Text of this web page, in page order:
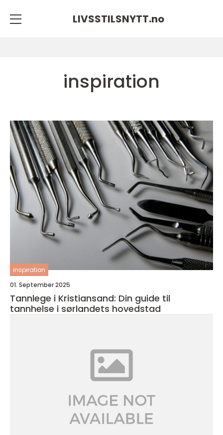
LIVSSTILSNYTT.no
inspiration
inspiration
01. September 2025
Tannlege i Kristiansand: Din guide til
tannhelse i sørlandets hovedstad